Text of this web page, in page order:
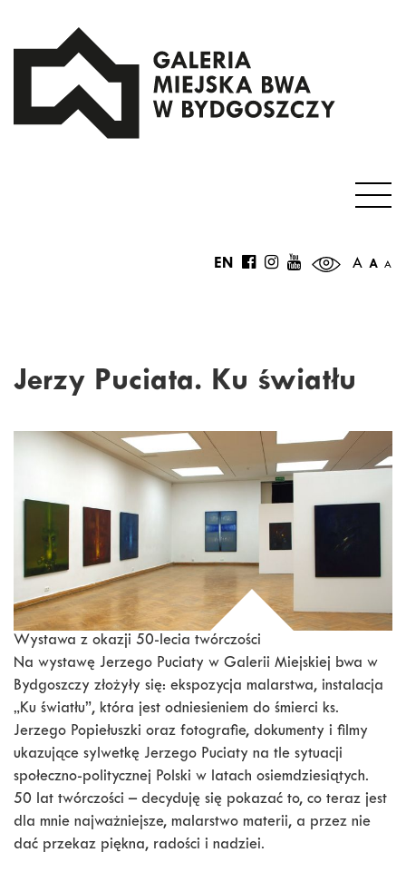
A A A
EN
Jerzy Puciata. Ku światłu
Wystawa z okazji 50-lecia twórczości
Na wystawę Jerzego Puciaty w Galerii Miejskiej bwa w
Bydgoszczy złożyły się: ekspozycja malarstwa, instalacja
„Ku światłu”, która jest odniesieniem do śmierci ks.
Jerzego Popiełuszki oraz fotografie, dokumenty i filmy
ukazujące sylwetkę Jerzego Puciaty na tle sytuacji
społeczno-politycznej Polski w latach osiemdziesiątych.
50 lat twórczości – decyduję się pokazać to, co teraz jest
dla mnie najważniejsze, malarstwo materii, a przez nie
dać przekaz piękna, radości i nadziei.